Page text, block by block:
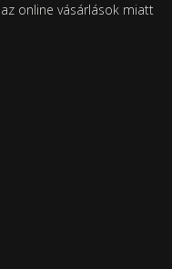
online vásárlások miatt